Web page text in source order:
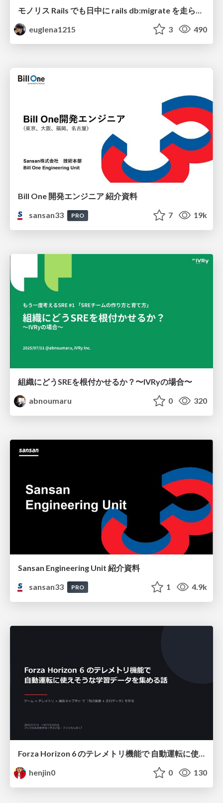
euglena1215
3 490
Bill One 開発エンジニア 紹介資料
sansan33
PRO 7 19k
組織にどうSREを根付かせるか？〜IVRyの場合〜
abnoumaru
0 320
Sansan Engineering Unit 紹介資料
sansan33
PRO 1 4.9k
Forza Horizon 6 のテレメトリ機能で 自動運転に使えそうな学習データを集める話
henjin0
0 130